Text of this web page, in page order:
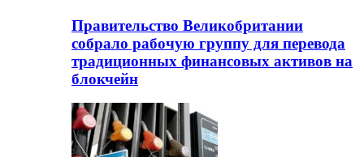
Правительство Великобритании
собрало рабочую группу для перевода
традиционных финансовых активов на
блокчейн